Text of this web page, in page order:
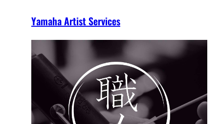
Yamaha Artist Services